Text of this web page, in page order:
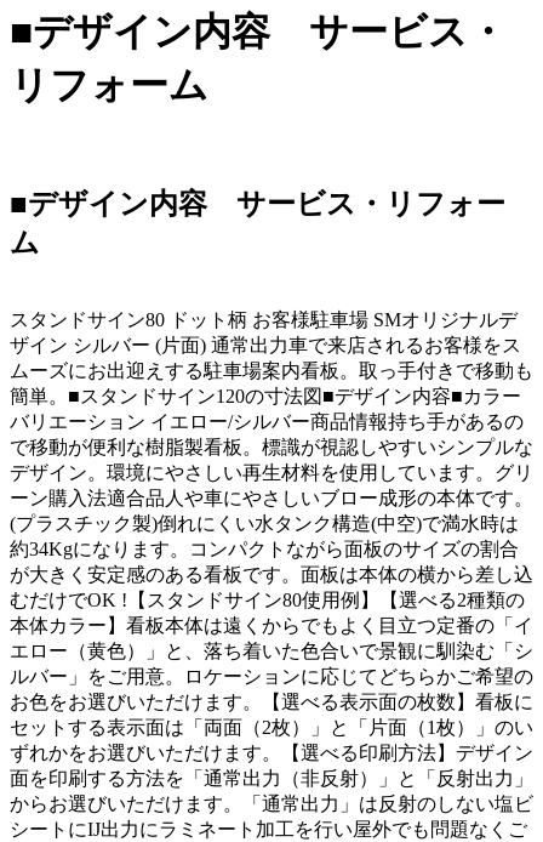
■デザイン内容 サービス・
リフォーム
■デザイン内容 サービス・リフォー
ム
スタンドサイン80 ドット柄 お客様駐車場 SMオリジナルデ
ザイン シルバー (片面) 通常出力車で来店されるお客様をス
ムーズにお出迎えする駐車場案内看板。取っ手付きで移動も
簡単。■スタンドサイン120の寸法図■デザイン内容■カラー
バリエーション イエロー/シルバー商品情報持ち手があるの
で移動が便利な樹脂製看板。標識が視認しやすいシンプルな
デザイン。環境にやさしい再生材料を使用しています。グリ
ーン購入法適合品人や車にやさしいブロー成形の本体です。
(プラスチック製)倒れにくい水タンク構造(中空)で満水時は
約34Kgになります。コンパクトながら面板のサイズの割合
が大きく安定感のある看板です。面板は本体の横から差し込
むだけでOK !【スタンドサイン80使用例】【選べる2種類の
本体カラー】看板本体は遠くからでもよく目立つ定番の「イ
エロー（黄色）」と、落ち着いた色合いで景観に馴染む「シ
ルバー」をご用意。ロケーションに応じてどちらかご希望の
お色をお選びいただけます。【選べる表示面の枚数】看板に
セットする表示面は「両面（2枚）」と「片面（1枚）」のい
ずれかをお選びいただけます。【選べる印刷方法】デザイン
面を印刷する方法を「通常出力（非反射）」と「反射出力」
からお選びいただけます。「通常出力」は反射のしない塩ビ
シートにIJ出力にラミネート加工を行い屋外でも問題なくご